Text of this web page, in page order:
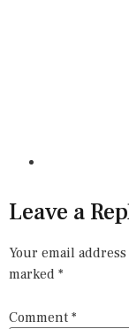
Leave a
Your email
marked *
Comment *